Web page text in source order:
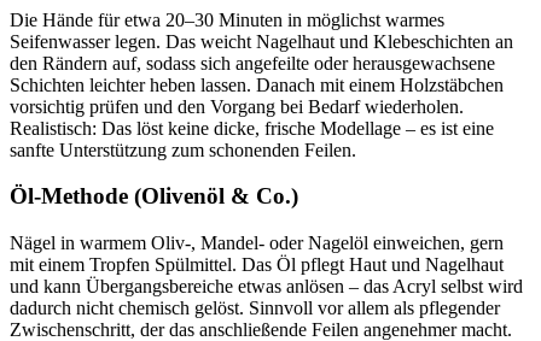
Die Hände für etwa 20–30 Minuten in möglichst warmes
Seifenwasser legen. Das weicht Nagelhaut und Klebeschichten an
den Rändern auf, sodass sich angefeilte oder herausgewachsene
Schichten leichter heben lassen. Danach mit einem Holzstäbchen
vorsichtig prüfen und den Vorgang bei Bedarf wiederholen.
Realistisch: Das löst keine dicke, frische Modellage – es ist eine
sanfte Unterstützung zum schonenden Feilen.
Öl-Methode (Olivenöl & Co.)
Nägel in warmem Oliv-, Mandel- oder Nagelöl einweichen, gern
mit einem Tropfen Spülmittel. Das Öl pflegt Haut und Nagelhaut
und kann Übergangsbereiche etwas anlösen – das Acryl selbst wird
dadurch nicht chemisch gelöst. Sinnvoll vor allem als pflegender
Zwischenschritt, der das anschließende Feilen angenehmer macht.